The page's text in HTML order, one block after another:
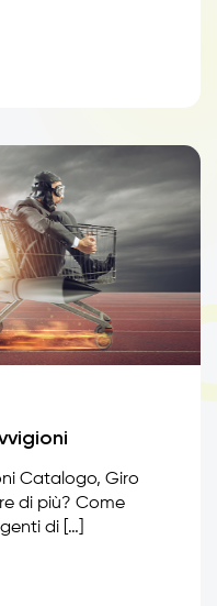
Catalogo, Giro
di più? Come
di […]